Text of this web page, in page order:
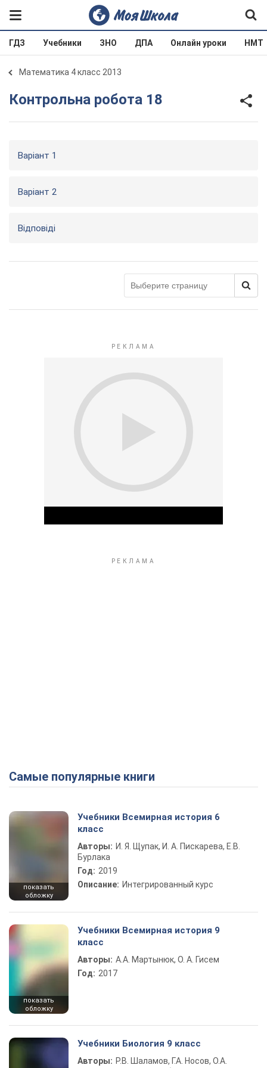
ГДЗ Учебники ЗНО ДПА Онлайн уроки НМТ
Математика 4 класс 2013
Контрольна робота 18
Варіант 1
Варіант 2
Відповіді
Самые популярные книги
показать
обложку
Учебники Всемирная история 6
класс
Авторы: И. Я. Щупак, И. А. Пискарева, Е.В.
Бурлака
Год: 2019
Описание: Интегрированный курс
показать
обложку
Учебники Всемирная история 9
класс
Авторы: А.А. Мартынюк, О. А. Гисем
Год: 2017
Учебники Биология 9 класс
Авторы: Р.В. Шаламов, Г.А. Носов, О.А.